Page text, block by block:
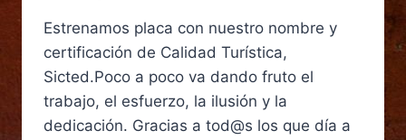
Estrenamos placa con nuestro nombre y
certificación de Calidad Turística,
Sicted.Poco a poco va dando fruto el
trabajo, el esfuerzo, la ilusión y la
dedicación. Gracias a tod@s los que día a